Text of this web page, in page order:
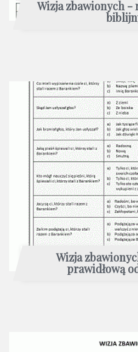
Wizja zbawionych
Wizja
prawidłową